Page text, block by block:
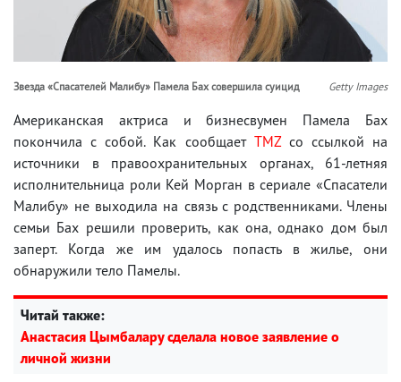
Звезда «Спасателей Малибу» Памела Бах совершила суицид Getty Images
Американская актриса и бизнесвумен Памела Бах
покончила с собой. Как сообщает TMZсо ссылкой на
источники в правоохранительных органах, 61-летняя
исполнительница роли Кей Морган в сериале «Спасатели
Малибу» не выходила на связь с родственниками. Члены
семьи Бах решили проверить, как она, однако дом был
заперт. Когда же им удалось попасть в жилье, они
обнаружили тело Памелы.
Читай также:
Анастасия Цымбалару сделала новое заявление о
личной жизни